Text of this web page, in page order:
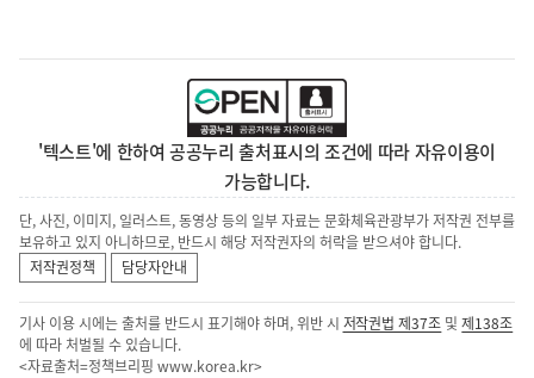
'텍스트'에 한하여 공공누리 출처표시의 조건에 따라 자유이용이
가능합니다.
단, 사진, 이미지, 일러스트, 동영상 등의 일부 자료는 문화체육관광부가 저작권 전부를
보유하고 있지 아니하므로, 반드시 해당 저작권자의 허락을 받으셔야 합니다.
저작권정책
담당자안내
기사 이용 시에는 출처를 반드시 표기해야 하며, 위반 시 저작권법 제37조 및제138조
에 따라 처벌될 수 있습니다.
<자료출처=정책브리핑 www.korea.kr>